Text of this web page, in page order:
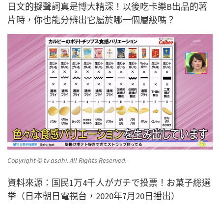
日文的擬聲詞真是博大精深！以後吃卡樂B出品的薯
片時，你也能分辨出它屬於哪一個層級嗎？
Copyright © tv asahi. All Rights Reserved.
資料來源：国民1万4千人がガチで投票！お菓子総選
挙（日本朝日電視台，2020年7月20日播出）